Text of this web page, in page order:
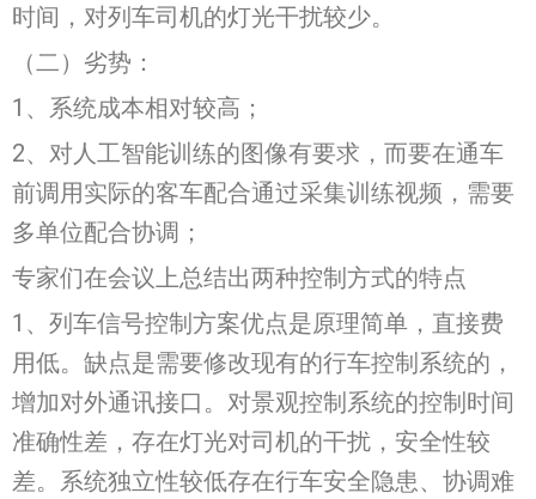
时间，对列车司机的灯光干扰较少。
（二）劣势：
1、系统成本相对较高；
2、对人工智能训练的图像有要求，而要在通车
前调用实际的客车配合通过采集训练视频，需要
多单位配合协调；
专家们在会议上总结出两种控制方式的特点
1、列车信号控制方案优点是原理简单，直接费
用低。缺点是需要修改现有的行车控制系统的，
增加对外通讯接口。对景观控制系统的控制时间
准确性差，存在灯光对司机的干扰，安全性较
差。系统独立性较低存在行车安全隐患、协调难